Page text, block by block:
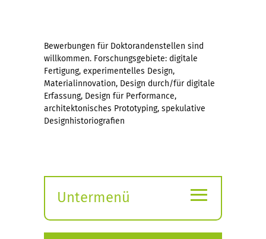
Bewerbungen für Doktorandenstellen sind
willkommen. Forschungsgebiete: digitale
Fertigung, experimentelles Design,
Materialinnovation, Design durch/für digitale
Erfassung, Design für Performance,
architektonisches Prototyping, spekulative
Designhistoriografien
Untermenü
öffnen
≡